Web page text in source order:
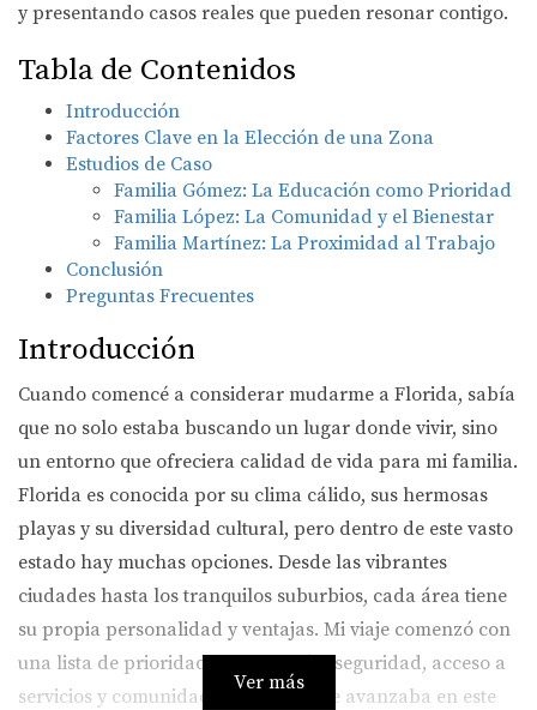
y presentando casos reales que pueden resonar contigo.
Tabla de Contenidos
Introducción
Factores Clave en la Elección de una Zona
Estudios de Caso
Familia Gómez: La Educación como Prioridad
Familia López: La Comunidad y el Bienestar
Familia Martínez: La Proximidad al Trabajo
Conclusión
Preguntas Frecuentes
Introducción
Cuando comencé a considerar mudarme a Florida, sabía
que no solo estaba buscando un lugar donde vivir, sino
un entorno que ofreciera calidad de vida para mi familia.
Florida es conocida por su clima cálido, sus hermosas
playas y su diversidad cultural, pero dentro de este vasto
estado hay muchas opciones. Desde las vibrantes
ciudades hasta los tranquilos suburbios, cada área tiene
su propia personalidad y ventajas. Mi viaje comenzó con
una lista de prioridades: educación, seguridad, acceso a
servicios y comunidad. A medida que avanzaba en este
Ver más